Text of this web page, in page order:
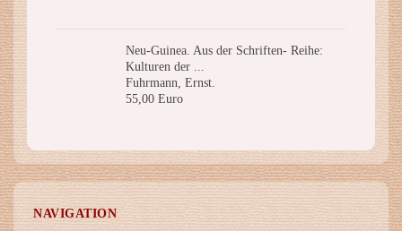
Neu-Guinea. Aus der Schriften- Reihe:
Kulturen der ...
Fuhrmann, Ernst.
55,00 Euro
NAVIGATION